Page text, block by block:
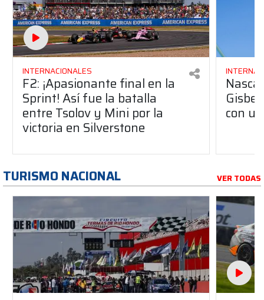
INTERNACIONALES
F2: ¡Apasionante final en la
Sprint! Así fue la batalla
entre Tsolov y Mini por la
victoria en Silverstone
con
TURISMO NACIONAL VER TODAS